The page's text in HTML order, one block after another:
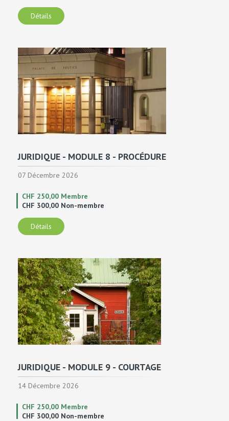
Détails
JURIDIQUE - MODULE 8 - PROCÉDURE
07 Décembre 2026
CHF 250,00 Membre
CHF 300,00 Non-membre
Détails
JURIDIQUE - MODULE 9 - COURTAGE
14 Décembre 2026
CHF 250,00 Membre
CHF 300,00 Non-membre